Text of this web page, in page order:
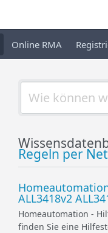
Online RMA
Regeln per
ALL3418v2
Homeautomation -
finden Sie eine